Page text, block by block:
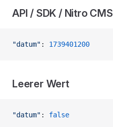
API / SDK / Nitro CMS
"datum" : 1739401200
Leerer Wert
"datum" : false